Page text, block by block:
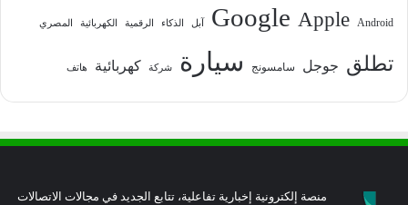
Android
Apple
Google آبل الذكاء الرقمية الكهربائية المصري
تطلق جوجل سامسونج سيارة شركة كهربائية هاتف
منصة إلكترونية إخبارية تفاعلية، تتابع الجديد في مجالات الاتصالات